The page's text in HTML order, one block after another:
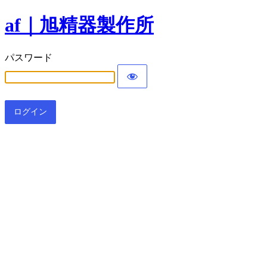
af｜旭精器製作所
パスワード